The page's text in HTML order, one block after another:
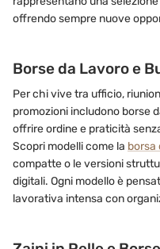
offrendo sempre nuove
Borse da Lavoro e
Per chi vive tra ufficio,
promozioni includono borse
offrire ordine e praticità
Scopri modelli come la borsa
compatte o le versioni
digitali. Ogni modello è
lavorativa intensa con